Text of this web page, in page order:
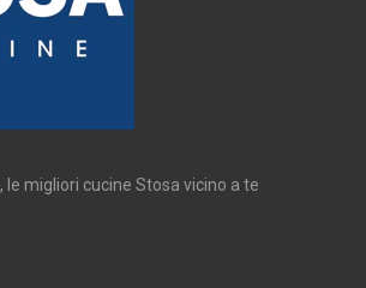
le migliori cucine Stosa vicino a te